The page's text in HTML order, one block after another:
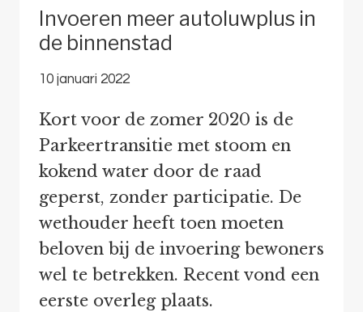
Invoeren meer autoluwplus in
de binnenstad
10 januari 2022
Kort voor de zomer 2020 is de
Parkeertransitie met stoom en
kokend water door de raad
geperst, zonder participatie. De
wethouder heeft toen moeten
beloven bij de invoering bewoners
wel te betrekken. Recent vond een
eerste overleg plaats.